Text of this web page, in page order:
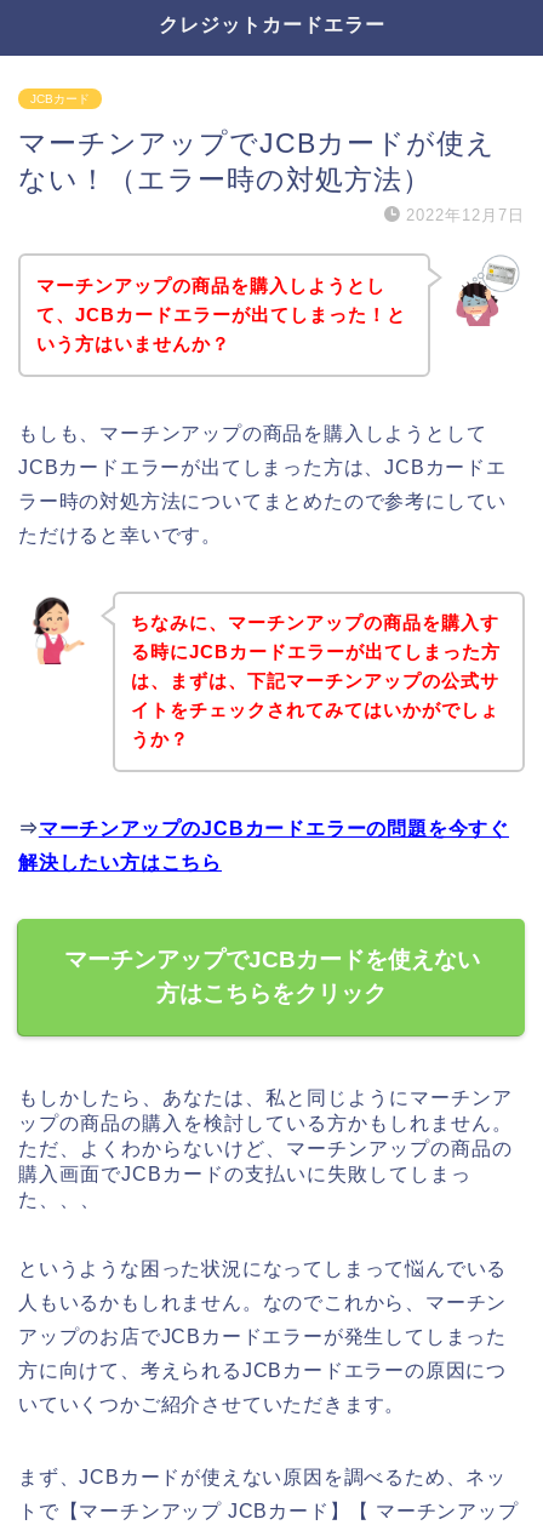
クレジットカードエラー
JCBカード
マーチンアップでJCBカードが使え
ない！（エラー時の対処方法）
2022年12月7日
マーチンアップの商品を購入しようとし
て、JCBカードエラーが出てしまった！と
いう方はいませんか？
もしも、マーチンアップの商品を購入しようとして
JCBカードエラーが出てしまった方は、JCBカードエ
ラー時の対処方法についてまとめたので参考にしてい
ただけると幸いです。
ちなみに、マーチンアップの商品を購入す
る時にJCBカードエラーが出てしまった方
は、まずは、下記マーチンアップの公式サ
イトをチェックされてみてはいかがでしょ
うか？
⇒マーチンアップのJCBカードエラーの問題を今すぐ
解決したい方はこちら
マーチンアップでJCBカードを使えない
方はこちらをクリック
もしかしたら、あなたは、私と同じようにマーチンア
ップの商品の購入を検討している方かもしれません。
ただ、よくわからないけど、マーチンアップの商品の
購入画面でJCBカードの支払いに失敗してしまっ
た、、、
というような困った状況になってしまって悩んでいる
人もいるかもしれません。なのでこれから、マーチン
アップのお店でJCBカードエラーが発生してしまった
方に向けて、考えられるJCBカードエラーの原因につ
いていくつかご紹介させていただきます。
まず、JCBカードが使えない原因を調べるため、ネッ
トで【マーチンアップ JCBカード】【 マーチンアップ